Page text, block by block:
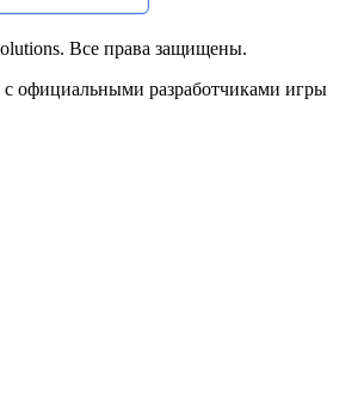
Все права защищены.
с официальными разработчиками игры